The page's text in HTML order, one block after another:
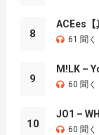
8
ACEes【
61 聞く
9
M!LK –
60 聞く
10
JO1 –
60 聞く